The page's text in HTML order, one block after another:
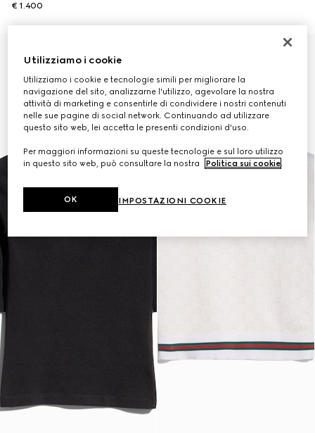
€ 1.400
Utilizziamo i cookie
Utilizziamo i cookie e tecnologie simili per migliorare la
navigazione del sito, analizzarne l'utilizzo, agevolare la nostra
attività di marketing e consentirle di condividere i nostri contenuti
nelle sue pagine di social network. Continuando ad utilizzare
questo sito web, lei accetta le presenti condizioni d'uso.
Per maggiori informazioni su queste tecnologie e sul loro utilizzo
in questo sito web, può consultare la nostra
Politica sui cookie.
IMPOSTAZIONI COOKIE
OK